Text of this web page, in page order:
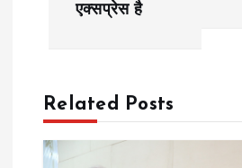
a
v
एक्सप्रेस है
Related Posts